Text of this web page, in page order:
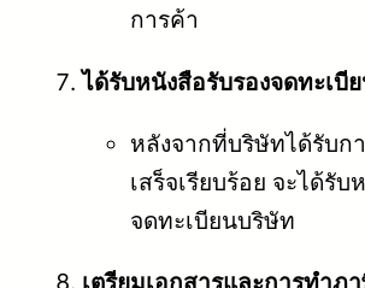
การค้า
ได้รับหนังสือรับรองจดทะเบี
หลังจากที่บริษัทได้รับก
เสร็จเรียบร้อย จะได้รับ
จดทะเบียนบริษัท
เตรียมเอกสารและการทำภ